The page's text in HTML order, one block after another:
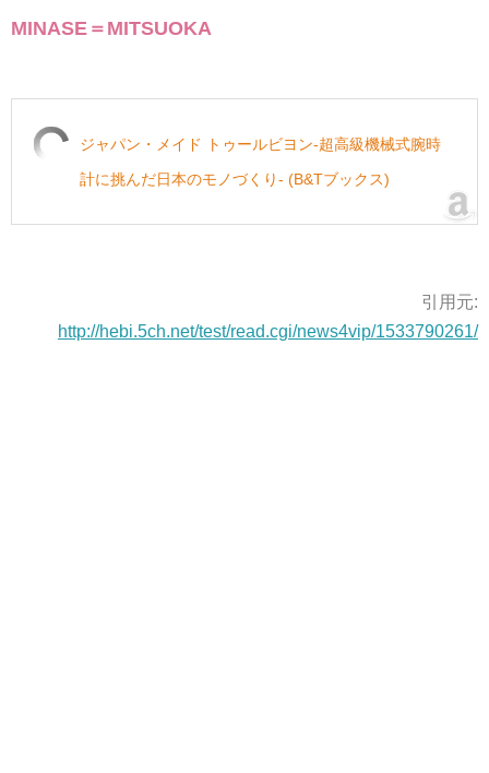
MINASE＝MITSUOKA
ジャパン・メイド トゥールビヨン-超高級機械式腕時
計に挑んだ日本のモノづくり- (B&Tブックス)
引用元:
http://hebi.5ch.net/test/read.cgi/news4vip/1533790261/